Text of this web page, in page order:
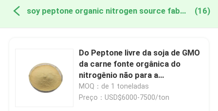
soy peptone organic nitrogen source fabricação online (16)
Do Peptone livre da soja de GMO
da carne fonte orgânica do
nitrogênio não para a
fermentação industrial
MOQ：de 1 toneladas
Preço：USD$6000-7500/ton